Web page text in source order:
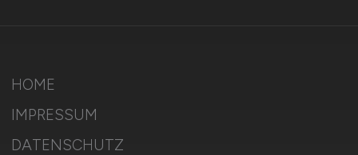
HOME
IMPRESSUM
DATENSCHUTZ